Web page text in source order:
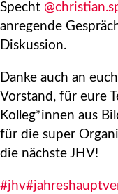
Specht
anregende
Diskussion.
Danke auch an
Vorstand, für eure
Kolleg*innen aus
für die super
die nächste JHV!
#jhv